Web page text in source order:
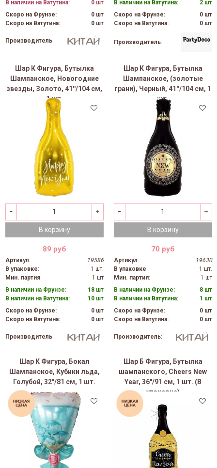
В наличии на Ватутина:
0 шт
Скоро на Фрунзе:
0 шт
Скоро на Ватутина:
0 шт
Производитель:
В наличии на Ватутина:
2 шт
Скоро на Фрунзе:
0 шт
Скоро на Ватутина:
0 шт
Производитель:
Шар К Фигура, Бутылка
Шампанское, Новогодние
звезды, Золото, 41''/104 см,
1 шт.
В корзину
89 руб
Артикул:
19586
В упаковке:
1 шт.
Мин. партия:
1 шт
В наличии на Фрунзе:
18 шт
В наличии на Ватутина:
10 шт
Скоро на Фрунзе:
0 шт
Скоро на Ватутина:
0 шт
Производитель:
Шар К Фигура, Бутылка
Шампанское, (золотые
грани), Черный, 41''/104 см, 1
шт.
В корзину
70 руб
Артикул:
19630
В упаковке:
1 шт.
Мин. партия:
1 шт
В наличии на Фрунзе:
8 шт
В наличии на Ватутина:
1 шт
Скоро на Фрунзе:
0 шт
Скоро на Ватутина:
0 шт
Производитель:
Шар К Фигура, Бокал
Шампанское, Кубики льда,
Голубой, 32"/81 см, 1 шт.
Шар Б Фигура, Бутылка
шампанского, Cheers New
Year, 36"/91 см, 1 шт. (В
упаковке)